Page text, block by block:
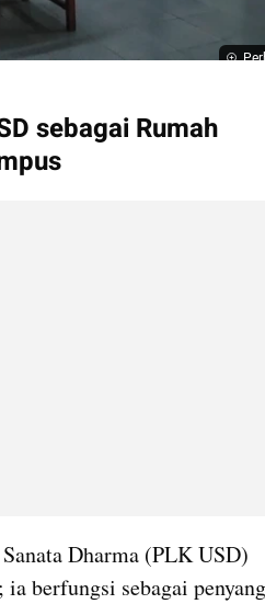
sebagai Rumah
Dharma (PLK USD)
berfungsi sebagai